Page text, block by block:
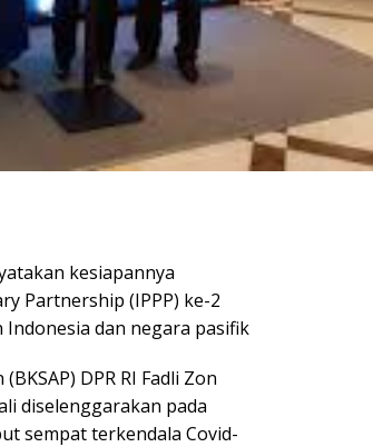
kesiapannya
Partnership (IPPP) ke-2
dan negara pasifik
DPR RI Fadli Zon
diselenggarakan pada
sempat terkendala Covid-